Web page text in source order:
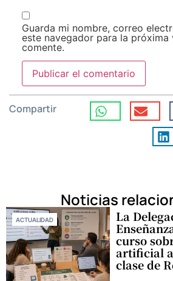
Guarda mi nombre, correo
este navegador para la próxima
comente.
Compartir
Noticias
ACTUALIDAD La
curso
artificial
clase de